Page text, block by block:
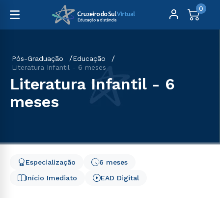
0
Pós-Graduação
Educação
Literatura Infantil - 6 meses
Literatura Infantil - 6
meses
Início Imediato
6 meses
Especialização
EAD Digital